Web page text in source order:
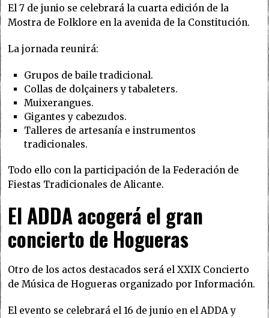
El 7 de junio se celebrará la cuarta edición de la
Mostra de Folklore en la avenida de la Constitución.
La jornada reunirá:
Grupos de baile tradicional.
Collas de dolçainers y tabaleters.
Muixerangues.
Gigantes y cabezudos.
Talleres de artesanía e instrumentos
tradicionales.
Todo ello con la participación de la Federación de
Fiestas Tradicionales de Alicante.
El ADDA acogerá el gran
concierto de Hogueras
Otro de los actos destacados será el XXIX Concierto
de Música de Hogueras organizado por Información.
El evento se celebrará el 16 de junio en el ADDA y